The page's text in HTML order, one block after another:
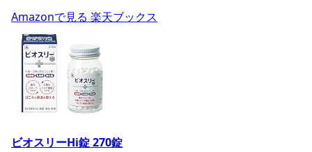
Amazonで見る 楽天ブックス
ビオスリーHi錠 270錠の商品ページへ
ビオスリーHi錠 270錠